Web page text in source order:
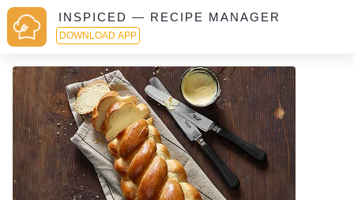
INSPICED — RECIPE MANAGER
DOWNLOAD APP